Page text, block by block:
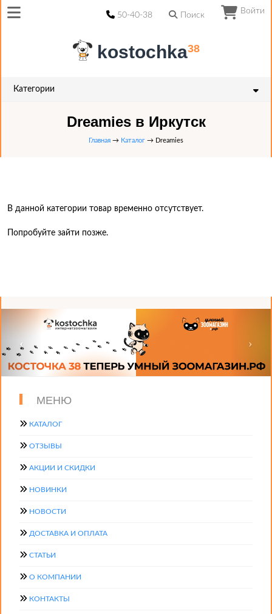
Войти
50-40-38 Поиск
kostochka38
Категории
Dreamies в Иркутск
Главная → Каталог → Dreamies
В данной категории товар временно отсутствует.
Попробуйте зайти позже.
МЕНЮ
КАТАЛОГ
ОТЗЫВЫ
АКЦИИ И СКИДКИ
НОВИНКИ
НОВОСТИ
ДОСТАВКА И ОПЛАТА
СТАТЬИ
О КОМПАНИИ
КОНТАКТЫ